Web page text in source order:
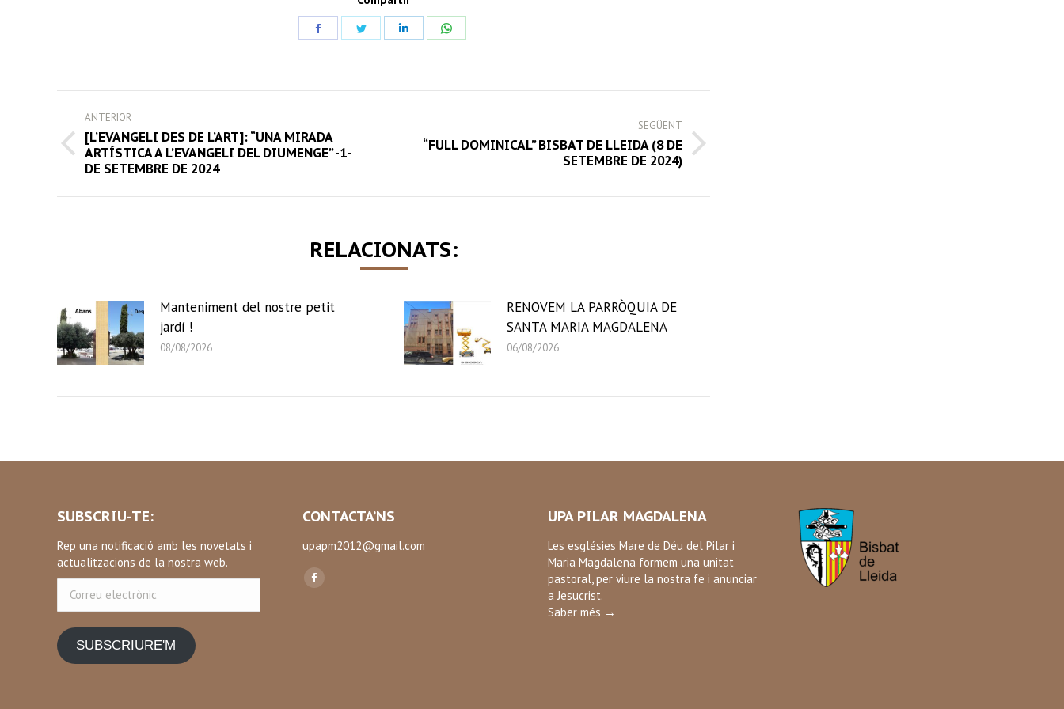
Share
Share
POST
NAVIGATION
ANTERIOR
Previous
post:
[L’EVANGELI DES DE L’ART]: “UNA MIRADA
ARTÍSTICA A L’EVANGELI DEL DIUMENGE” -1-
DE SETEMBRE DE 2024
SEGÜENT
Next“FULL DOMINICAL” BISBAT DE LLEIDA (8 DE
SETEMBRE DE 2024)
RELACIONATS:
Manteniment del nostre petit
jardí !
08/08/2026
RENOVEM LA PARRÒQUIA DE
SANTA MARIA MAGDALENA
06/08/2026
SUBSCRIU-TE:
Rep una notificació amb les novetats i
actualitzacions de la nostra web.
electrònic
SUBSCRIURE'M
CONTACTA’NS
upapm2012@gmail.com
Find us on:
Facebook
UPA PILAR MAGDALENA
Les esglésies Mare de Déu del Pilar i
Maria Magdalena formem una unitat
pastoral, per viure la nostra fe i anunciar
a Jesucrist.
Saber més →